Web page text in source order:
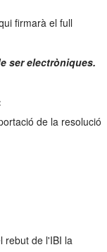
firmarà el full
ser electròniques.
de la resolució
rebut de l'IBI la